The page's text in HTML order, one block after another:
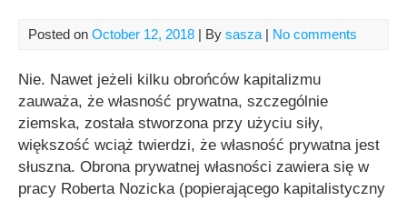
Posted on October 12, 2018 | By sasza | No comments
Nie. Nawet jeżeli kilku obrońców kapitalizmu
zauważa, że własność prywatna, szczególnie
ziemska, została stworzona przy użyciu siły,
większość wciąż twierdzi, że własność prywatna jest
słuszna. Obrona prywatnej własności zawiera się w
pracy Roberta Nozicka (popierającego kapitalistyczny